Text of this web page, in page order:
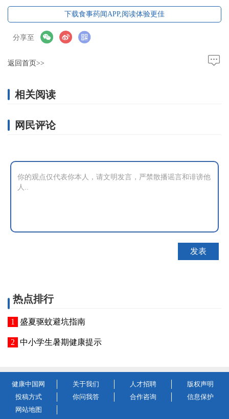
下载食事药闻APP,阅读体验更佳
分享至
返回首页>>
相关阅读
网民评论
热点排行
盛夏驱蚊避坑指南
中小学生暑期健康提示
健康中国网 关于我们 人才招聘
版权声明
投稿方式
你问我答 合作咨询
信息保护
网站地图